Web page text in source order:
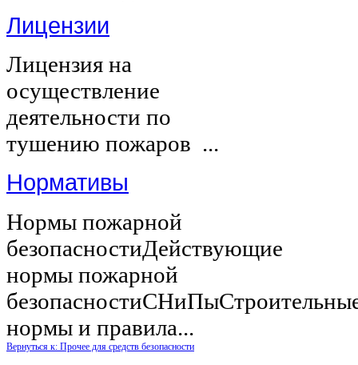
Лицензии
Лицензия на
осуществление
деятельности по
тушению пожаров ...
Нормативы
Нормы пожарной
безопасностиДействующие
нормы пожарной
нормы и правила...
Вернуться к: Прочее для средств безопасности